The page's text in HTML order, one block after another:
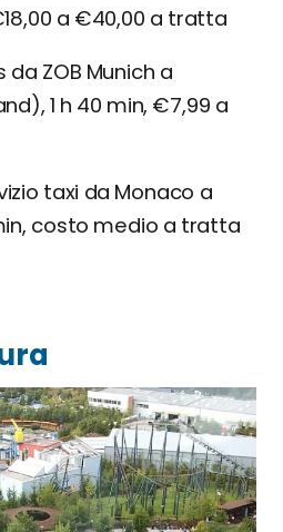
a €40,00 a tratta
da ZOB Munich a
1 h 40 min, €7,99 a
taxi da Monaco a
costo medio a tratta